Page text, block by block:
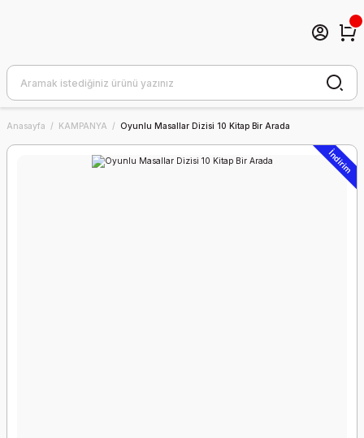
Anasayfa KAMPANYA Oyunlu Masallar Dizisi 10 Kitap Bir Arada
İndirim